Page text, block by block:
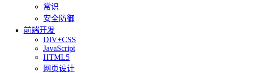
常识
安全防御
前端开发
DIV+CSS
JavaScript
HTML5
网页设计